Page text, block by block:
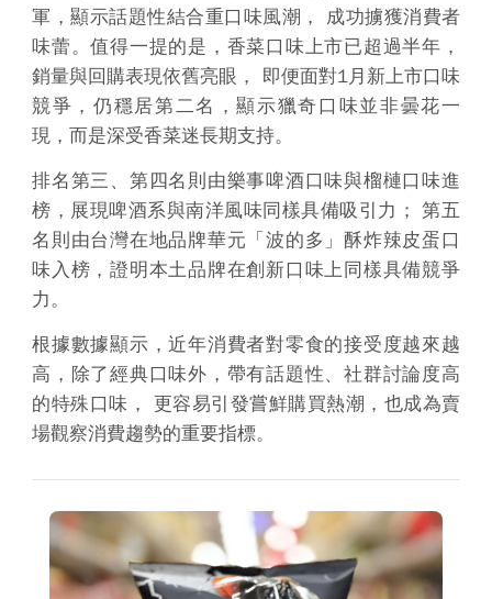
軍，顯示話題性結合重口味風潮， 成功擄獲消費者
味蕾。值得一提的是，香菜口味上市已超過半年，
銷量與回購表現依舊亮眼， 即便面對1月新上市口味
競爭，仍穩居第二名，顯示獵奇口味並非曇花一
現，而是深受香菜迷長期支持。
排名第三、第四名則由樂事啤酒口味與榴槤口味進
榜，展現啤酒系與南洋風味同樣具備吸引力； 第五
名則由台灣在地品牌華元「波的多」酥炸辣皮蛋口
味入榜，證明本土品牌在創新口味上同樣具備競爭
力。
根據數據顯示，近年消費者對零食的接受度越來越
高，除了經典口味外，帶有話題性、社群討論度高
的特殊口味， 更容易引發嘗鮮購買熱潮，也成為賣
場觀察消費趨勢的重要指標。